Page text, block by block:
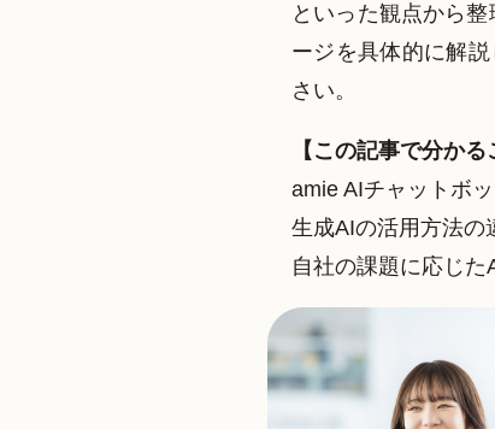
といった観点から
ージを具体的に解
さい。
【この記事で分かる
amie AIチャットボ
生成AIの活用方法の
自社の課題に応じ